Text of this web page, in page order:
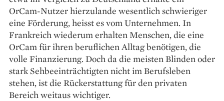
OrCam-Nutzer hierzulande wesentlich schwieriger
eine Förderung, heisst es vom Unternehmen. In
Frankreich wiederum erhalten Menschen, die eine
OrCam für ihren beruflichen Alltag benötigen, die
volle Finanzierung. Doch da die meisten Blinden oder
stark Sehbeeinträchtigten nicht im Berufsleben
stehen, ist die Rückerstattung für den privaten
Bereich weitaus wichtiger.